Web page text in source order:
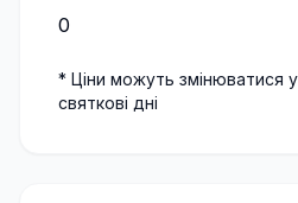
0
* Ціни можуть змінюватися у
святкові дні